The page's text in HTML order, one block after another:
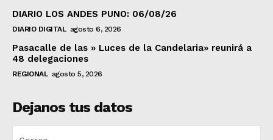
DIARIO LOS ANDES PUNO: 06/08/26
DIARIO DIGITAL agosto 6, 2026
Pasacalle de las » Luces de la Candelaria» reunirá a
48 delegaciones
REGIONAL agosto 5, 2026
Dejanos tus datos